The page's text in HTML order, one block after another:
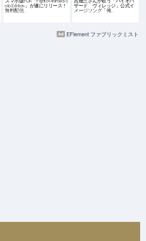
olo Edition-」が遂にリリース！
無料配信…
ザード ヴィレッジ」公式イ
メージソング「俺…
EFlement ファブリックミスト